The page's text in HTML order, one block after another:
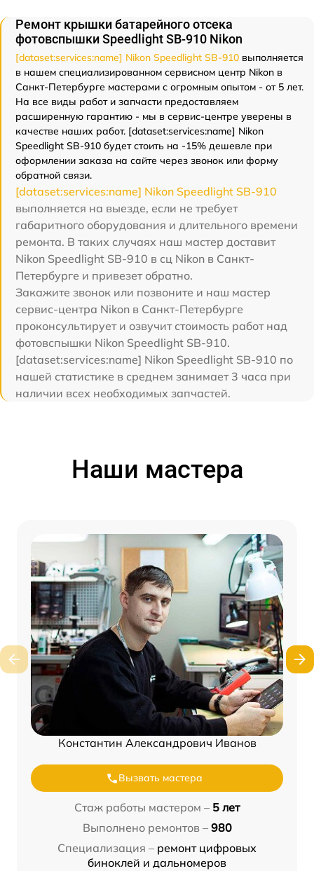
Ремонт крышки батарейного отсека
фотовспышки Speedlight SB-910 Nikon
[dataset:services:name] Nikon Speedlight SB-910 выполняется
в нашем специализированном сервисном центр Nikon в
Санкт-Петербурге мастерами с огромным опытом - от 5 лет.
На все виды работ и запчасти предоставляем
расширенную гарантию - мы в сервис-центре уверены в
качестве наших работ. [dataset:services:name] Nikon
Speedlight SB-910 будет стоить на -15% дешевле при
оформлении заказа на сайте через звонок или форму
обратной связи.
[dataset:services:name] Nikon Speedlight SB-910
выполняется на выезде, если не требует
габаритного оборудования и длительного времени
ремонта. В таких случаях наш мастер доставит
Nikon Speedlight SB-910 в сц Nikon в Санкт-
Петербурге и привезет обратно.
Закажите звонок или позвоните и наш мастер
сервис-центра Nikon в Санкт-Петербурге
проконсультирует и озвучит стоимость работ над
фотовспышки Nikon Speedlight SB-910.
[dataset:services:name] Nikon Speedlight SB-910 по
нашей статистике в среднем занимает 3 часа при
наличии всех необходимых запчастей.
Наши мастера
Константин Александрович Иванов
Вызвать мастера
Стаж работы мастером – 5 лет
Выполнено ремонтов – 980
Специализация – ремонт цифровых
биноклей и дальномеров